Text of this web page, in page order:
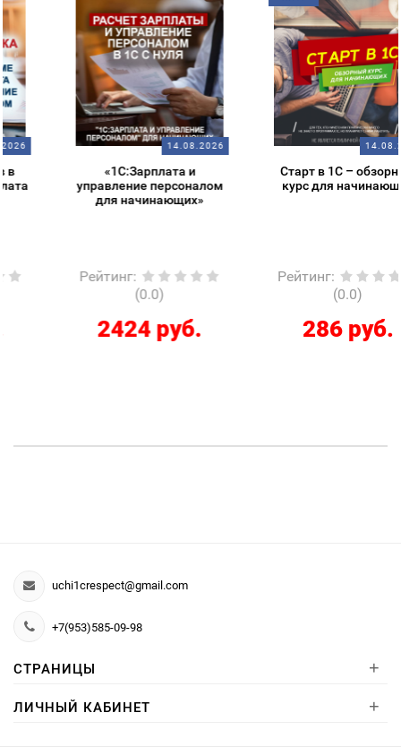
14.08.2026
«1С:Зарплата и
управление персоналом
для начинающих»
Рейтинг:
2424 руб.
14.08.2026
Старт в 1С – обзорный
курс для начинающих
Рейтинг:
286 руб.
uchi1crespect@gmail.com
+7(953)585-09-98
СТРАНИЦЫ +
ЛИЧНЫЙ КАБИНЕТ +